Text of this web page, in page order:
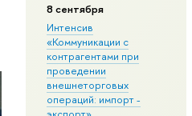
8 сентября
Интенсив
«Коммуникации с
контрагентами при
проведении
внешнеторговых
операций: импорт -